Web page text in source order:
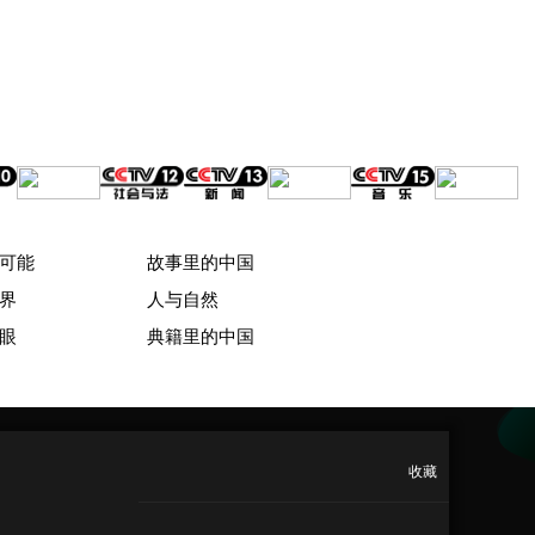
能
故事里的中国
人与自然
典籍里的中国
收藏